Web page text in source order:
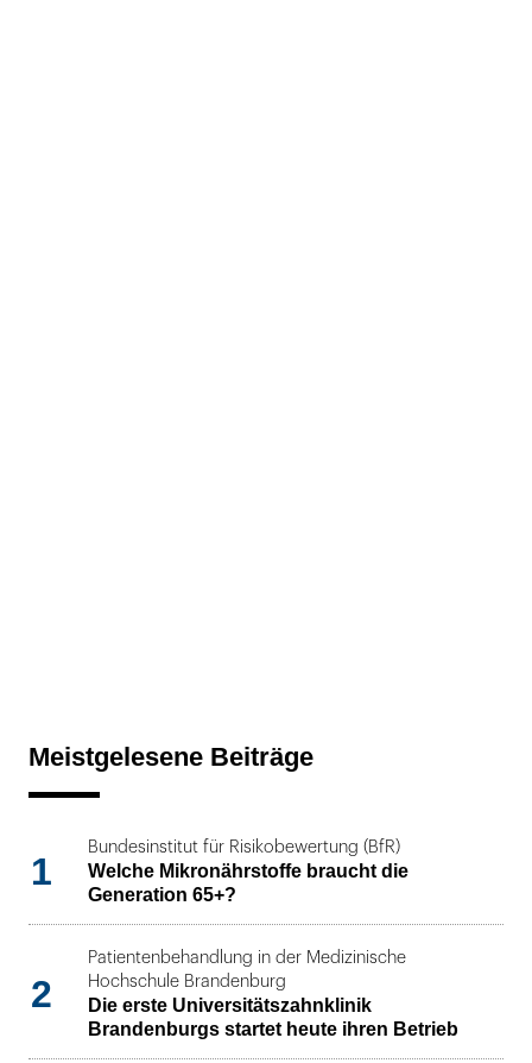
Meistgelesene Beiträge
1
Bundesinstitut für Risikobewertung (BfR)
Welche Mikronährstoffe braucht die
Generation 65+?
2
Patientenbehandlung in der Medizinische
Hochschule Brandenburg
Die erste Universitätszahnklinik
Brandenburgs startet heute ihren Betrieb